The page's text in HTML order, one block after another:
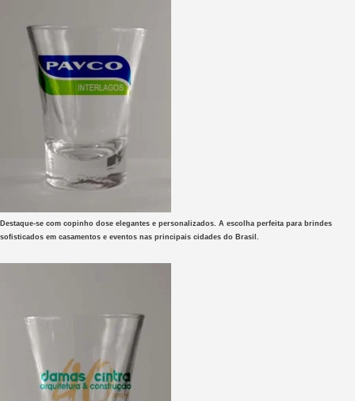
Destaque-se com copinho dose elegantes e personalizados. A escolha perfeita para brindes
sofisticados em casamentos e eventos nas principais cidades do Brasil.